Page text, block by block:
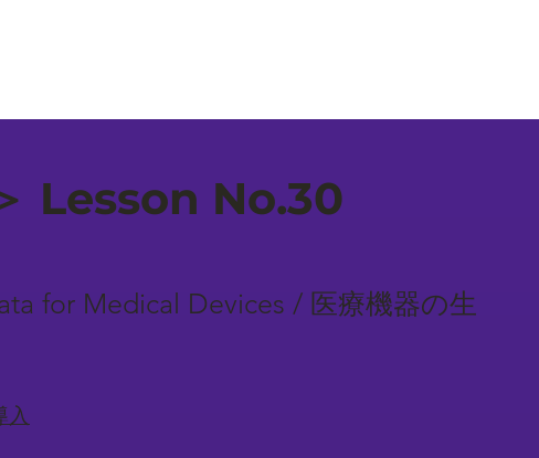
Lesson No.30
for Medical Devices / 医療機器の生
入